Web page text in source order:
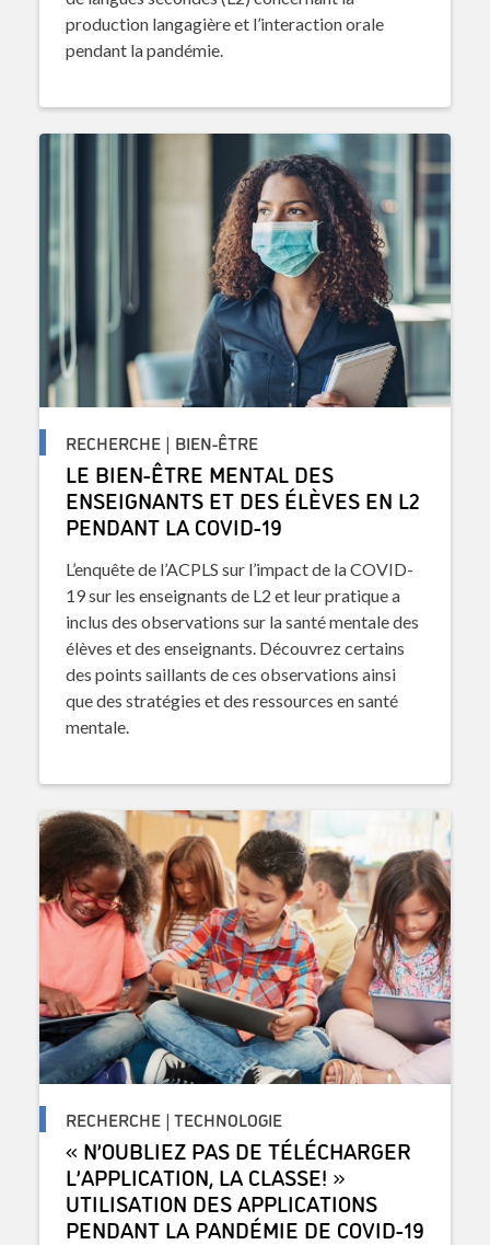
production langagière et l’interaction orale
pendant la pandémie.
RECHERCHE | BIEN-ÊTRE
LE BIEN-ÊTRE MENTAL DES
ENSEIGNANTS ET DES ÉLÈVES EN L2
PENDANT LA COVID-19
L’enquête de l’ACPLS sur l’impact de la COVID-
19 sur les enseignants de L2 et leur pratique a
inclus des observations sur la santé mentale des
élèves et des enseignants. Découvrez certains
des points saillants de ces observations ainsi
que des stratégies et des ressources en santé
mentale.
RECHERCHE | TECHNOLOGIE
« N’OUBLIEZ PAS DE TÉLÉCHARGER
L’APPLICATION, LA CLASSE! »
UTILISATION DES APPLICATIONS
PENDANT LA PANDÉMIE DE COVID-19